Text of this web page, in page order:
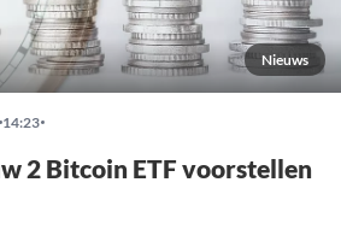
Nieuws
14:23
2 Bitcoin ETF voorstellen